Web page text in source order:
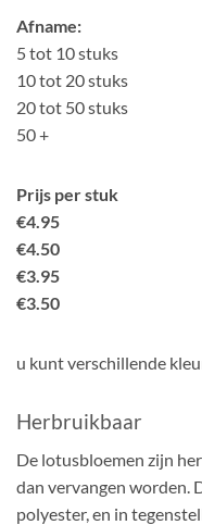
Afname:
5 tot 10 stuks
10 tot 20 stuks
20 tot 50 stuks
50 +
Prijs per stuk
€4.95
€4.50
€3.95
€3.50
u kunt verschillende
Herbruikbaar
De lotusbloemen zijn
dan vervangen worden.
polyester, en in